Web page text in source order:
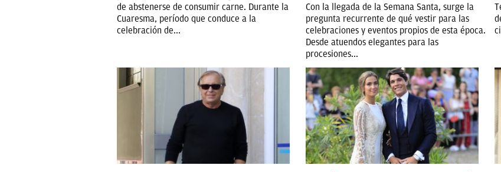
de abstenerse de consumir carne. Durante la
Cuaresma, período que conduce a la
celebración de...
Con la llegada de la Semana Santa, surge la
pregunta recurrente de qué vestir para las
celebraciones y eventos propios de esta época.
Desde atuendos elegantes para las
procesiones...